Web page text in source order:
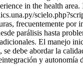
in the health
frecuentemente por
parálisis hasta
El manejo
debe abordar la
y autonomía